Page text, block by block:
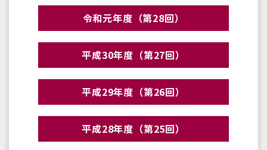
令和元年度（第28回）
平成30年度（第27回）
平成29年度（第26回）
平成28年度（第25回）